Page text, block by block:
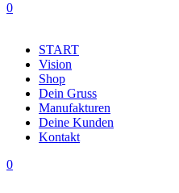
0
START
Vision
Shop
Dein Gruss
Manufakturen
Deine Kunden
Kontakt
0